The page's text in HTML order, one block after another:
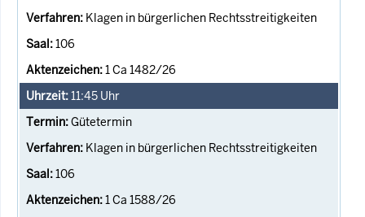
Klagen in bürgerlichen Rechtsstreitigkeiten
106
1 Ca 1482/26
11:45 Uhr
Gütetermin
Klagen in bürgerlichen Rechtsstreitigkeiten
106
1 Ca 1588/26